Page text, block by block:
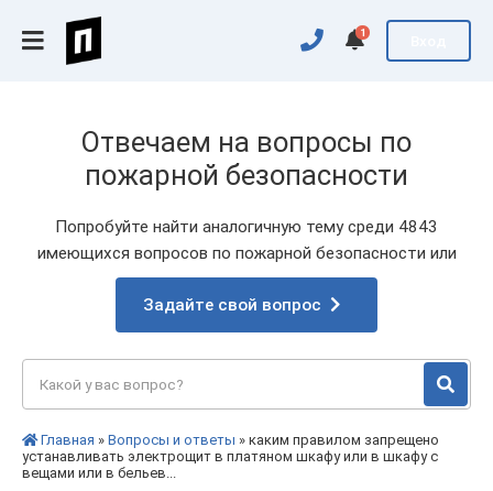
1
Отвечаем на вопросы по
пожарной безопасности
Попробуйте найти аналогичную тему среди 4843
имеющихся вопросов по пожарной безопасности или
Задайте свой вопрос
Главная » Вопросы и ответы » каким правилом запрещено
устанавливать электрощит в платяном шкафу или в шкафу с
вещами или в бельев...